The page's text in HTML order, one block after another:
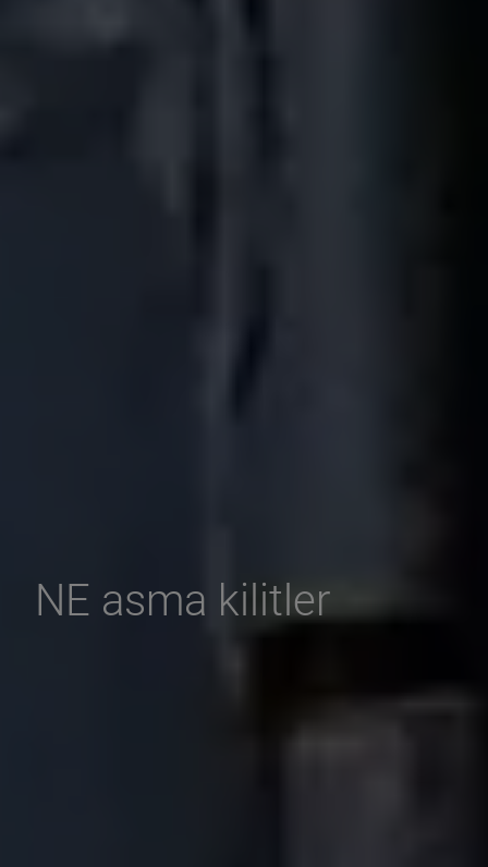
NE asma kilitler